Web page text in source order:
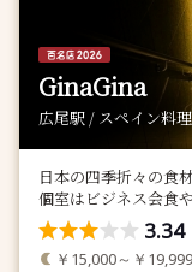
GinaGina
広尾駅 / スペイン料
日本の四季折々の食
個室はビジネス会食
3.34
￥15,000～￥19,999